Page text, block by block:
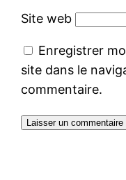
Site web
Enregistrer
site dans le
commentaire.